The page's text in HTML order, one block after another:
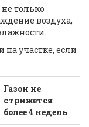
только
воздуха,
на участке, если
Газон не
стрижется
более 4 недель